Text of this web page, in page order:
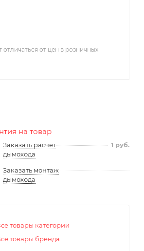
от цен в розничных
на товар
Заказать расчёт
дымохода
1 руб.
Заказать монтаж
дымохода
товары категории
товары бренда